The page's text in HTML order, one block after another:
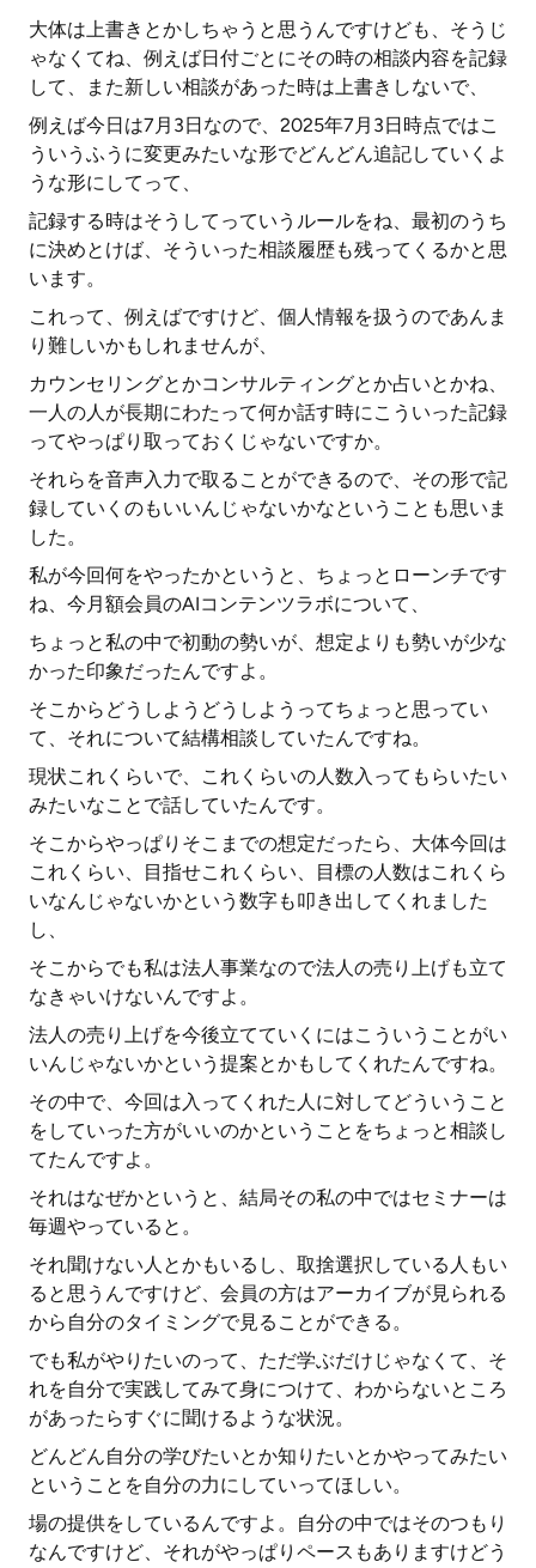
大体は上書きとかしちゃうと思うんですけども、そうじ
ゃなくてね、例えば日付ごとにその時の相談内容を記録
して、また新しい相談があった時は上書きしないで、
例えば今日は7月3日なので、2025年7月3日時点ではこ
ういうふうに変更みたいな形でどんどん追記していくよ
うな形にしてって、
記録する時はそうしてっていうルールをね、最初のうち
に決めとけば、そういった相談履歴も残ってくるかと思
います。
これって、例えばですけど、個人情報を扱うのであんま
り難しいかもしれませんが、
カウンセリングとかコンサルティングとか占いとかね、
一人の人が長期にわたって何か話す時にこういった記録
ってやっぱり取っておくじゃないですか。
それらを音声入力で取ることができるので、その形で記
録していくのもいいんじゃないかなということも思いま
した。
私が今回何をやったかというと、ちょっとローンチです
ね、今月額会員のAIコンテンツラボについて、
ちょっと私の中で初動の勢いが、想定よりも勢いが少な
かった印象だったんですよ。
そこからどうしようどうしようってちょっと思ってい
て、それについて結構相談していたんですね。
現状これくらいで、これくらいの人数入ってもらいたい
みたいなことで話していたんです。
そこからやっぱりそこまでの想定だったら、大体今回は
これくらい、目指せこれくらい、目標の人数はこれくら
いなんじゃないかという数字も叩き出してくれました
し、
そこからでも私は法人事業なので法人の売り上げも立て
なきゃいけないんですよ。
法人の売り上げを今後立てていくにはこういうことがい
いんじゃないかという提案とかもしてくれたんですね。
その中で、今回は入ってくれた人に対してどういうこと
をしていった方がいいのかということをちょっと相談し
てたんですよ。
それはなぜかというと、結局その私の中ではセミナーは
毎週やっていると。
それ聞けない人とかもいるし、取捨選択している人もい
ると思うんですけど、会員の方はアーカイブが見られる
から自分のタイミングで見ることができる。
でも私がやりたいのって、ただ学ぶだけじゃなくて、そ
れを自分で実践してみて身につけて、わからないところ
があったらすぐに聞けるような状況。
どんどん自分の学びたいとか知りたいとかやってみたい
ということを自分の力にしていってほしい。
場の提供をしているんですよ。自分の中ではそのつもり
なんですけど、それがやっぱりペースもありますけどう